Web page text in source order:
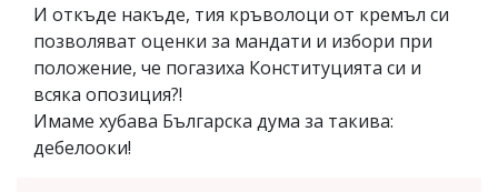
И откъде накъде, тия кръволоци от кремъл си
позволяват оценки за мандати и избори при
положение, че погазиха Конституцията си и
всяка опозиция?!
Имаме хубава Българска дума за такива:
дебелооки!